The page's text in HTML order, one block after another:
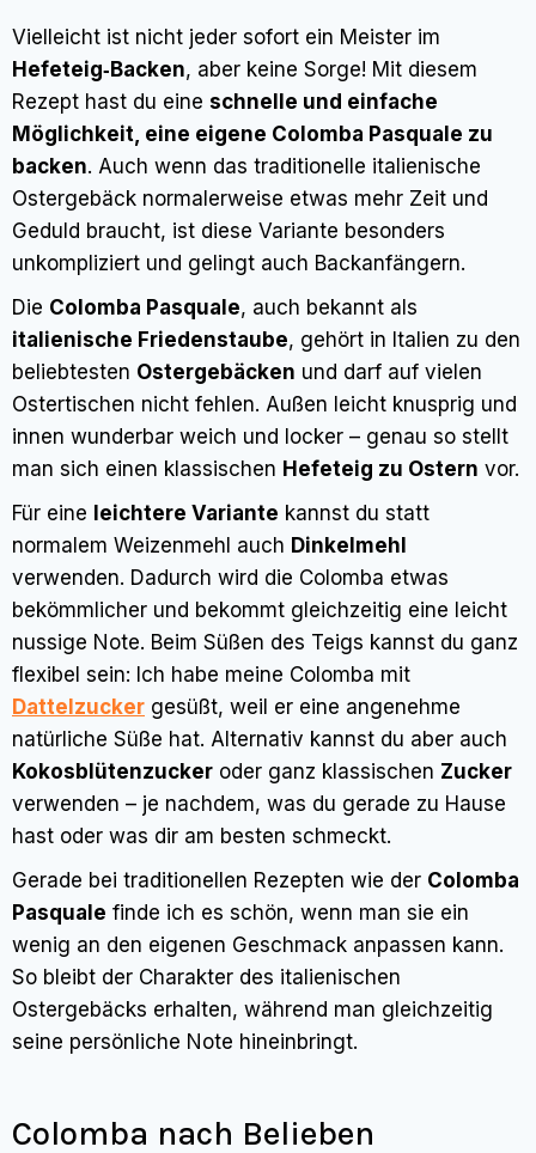
Vielleicht ist nicht jeder sofort ein Meister im
Hefeteig‑Backen, aber keine Sorge! Mit diesem
Rezept hast du eine schnelle und einfache
Möglichkeit, eine eigene Colomba Pasquale zu
backen. Auch wenn das traditionelle italienische
Ostergebäck normalerweise etwas mehr Zeit und
Geduld braucht, ist diese Variante besonders
unkompliziert und gelingt auch Backanfängern.
Die Colomba Pasquale, auch bekannt als
italienische Friedenstaube, gehört in Italien zu den
beliebtesten Ostergebäcken und darf auf vielen
Ostertischen nicht fehlen. Außen leicht knusprig und
innen wunderbar weich und locker – genau so stellt
man sich einen klassischen Hefeteig zu Ostern vor.
Für eine leichtere Variante kannst du statt
normalem Weizenmehl auch Dinkelmehl
verwenden. Dadurch wird die Colomba etwas
bekömmlicher und bekommt gleichzeitig eine leicht
nussige Note. Beim Süßen des Teigs kannst du ganz
flexibel sein: Ich habe meine Colomba mit
Dattelzucker gesüßt, weil er eine angenehme
natürliche Süße hat. Alternativ kannst du aber auch
Kokosblütenzucker oder ganz klassischen Zucker
verwenden – je nachdem, was du gerade zu Hause
hast oder was dir am besten schmeckt.
Gerade bei traditionellen Rezepten wie der Colomba
Pasquale finde ich es schön, wenn man sie ein
wenig an den eigenen Geschmack anpassen kann.
So bleibt der Charakter des italienischen
Ostergebäcks erhalten, während man gleichzeitig
seine persönliche Note hineinbringt.
Colomba nach Belieben